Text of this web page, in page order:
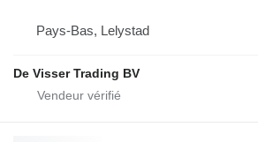
Pays-Bas, Lelystad
De Visser Trading BV